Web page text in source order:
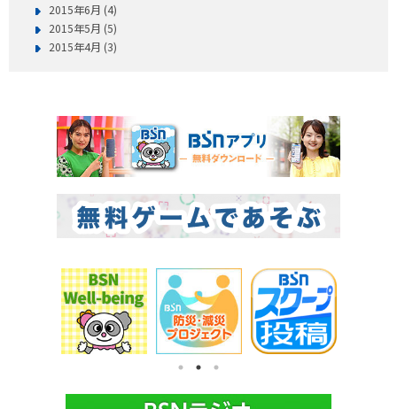
2015年6月 (4)
2015年5月 (5)
2015年4月 (3)